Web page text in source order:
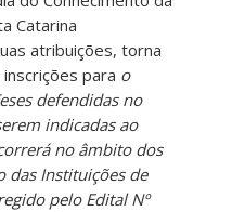
Catarina
atribuições, torna
para o
defendidas no
indicadas ao
no âmbito dos
das Instituições de
pelo Edital Nº